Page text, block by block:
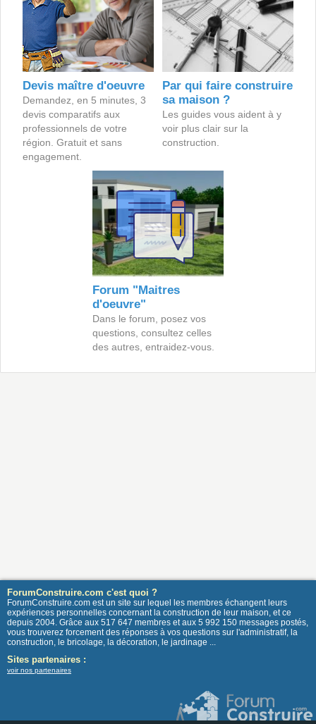
Devis maître d'oeuvre
Demandez, en 5 minutes, 3
devis comparatifs aux
professionnels de votre
région. Gratuit et sans
engagement.
Par qui faire construire
sa maison ?
Les guides vous aident à y
voir plus clair sur la
construction.
Forum "Maitres
d'oeuvre"
Dans le forum, posez vos
questions, consultez celles
des autres, entraidez-vous.
ForumConstruire.com c'est quoi ?
ForumConstruire.com est un site sur lequel les membres échangent leurs
expériences personnelles concernant la construction de leur maison, et ce
depuis 2004. Grâce aux 517 647 membres et aux 5 992 150 messages postés,
vous trouverez forcement des réponses à vos questions sur l'administratif, la
construction, le bricolage, la décoration, le jardinage ...
Sites partenaires :
voir nos partenaires